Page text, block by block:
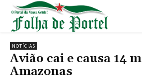
NOTÍCIAS
Avião cai e causa 14
Amazonas